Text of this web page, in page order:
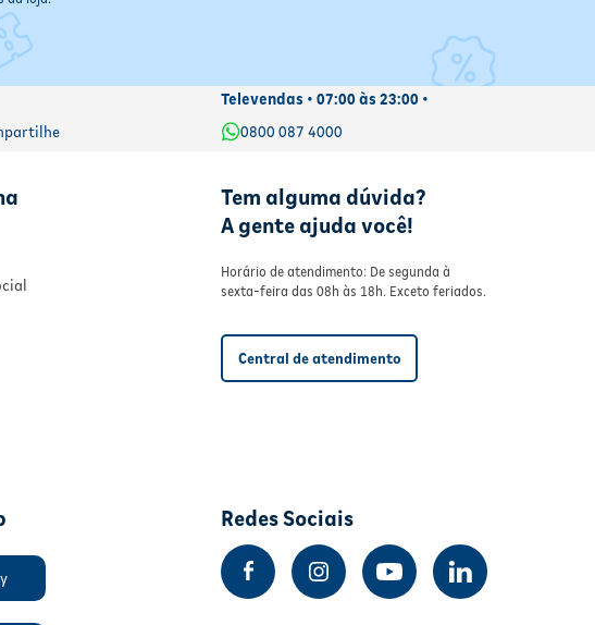
Televendas • 07:00 às 23:00 •
0800 087 4000
Tem alguma dúvida?
A gente ajuda você!
Horário de atendimento: De segunda à
sexta-feira das 08h às 18h. Exceto feriados.
Central de atendimento
Redes Sociais